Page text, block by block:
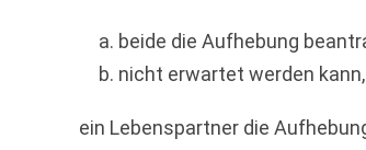
beide die Aufhebung
nicht erwartet werden
ein Lebenspartner die